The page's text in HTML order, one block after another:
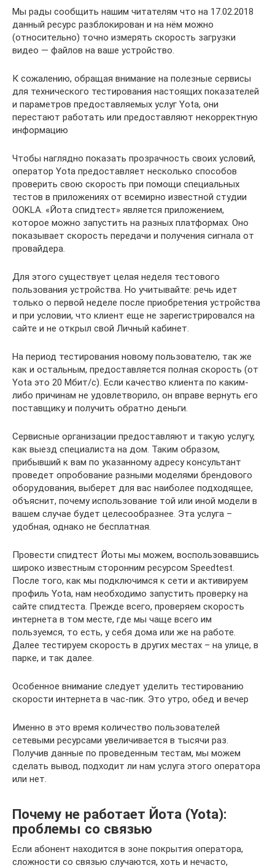
Мы рады сообщить нашим читателям что на 17.02.2018
данный ресурс разблокирован и на нём можно
(относительно) точно измерять скорость загрузки
видео — файлов на ваше устройство.
К сожалению, обращая внимание на полезные сервисы
для технического тестирования настоящих показателей
и параметров предоставляемых услуг Yota, они
перестают работать или предоставляют некорректную
информацию
Чтобы наглядно показать прозрачность своих условий,
оператор Yota предоставляет несколько способов
проверить свою скорость при помощи специальных
тестов в приложениях от всемирно известной студии
OOKLA. «Йота спидтест» является приложением,
которое можно запустить на разных платформах. Оно
показывает скорость передачи и получения сигнала от
провайдера.
Для этого существует целая неделя тестового
пользования устройства. Но учитывайте: речь идет
только о первой неделе после приобретения устройства
и при условии, что клиент еще не зарегистрировался на
сайте и не открыл свой Личный кабинет.
На период тестирования новому пользователю, так же
как и остальным, предоставляется полная скорость (от
Yota это 20 Мбит/с). Если качество клиента по каким-
либо причинам не удовлетворило, он вправе вернуть его
поставщику и получить обратно деньги.
Сервисные организации предоставляют и такую услугу,
как выезд специалиста на дом. Таким образом,
прибывший к вам по указанному адресу консультант
проведет опробование разными моделями брендового
оборудования, выберет для вас наиболее подходящее,
объяснит, почему использование той или иной модели в
вашем случае будет целесообразнее. Эта услуга –
удобная, однако не бесплатная.
Провести спидтест Йоты мы можем, воспользовавшись
широко известным сторонним ресурсом Speedtest.
После того, как мы подключимся к сети и активируем
профиль Yota, нам необходимо запустить проверку на
сайте спидтеста. Прежде всего, проверяем скорость
интернета в том месте, где мы чаще всего им
пользуемся, то есть, у себя дома или же на работе.
Далее тестируем скорость в других местах – на улице, в
парке, и так далее.
Особенное внимание следует уделить тестированию
скорости интернета в час-пик. Это утро, обед и вечер
Именно в это время количество пользователей
сетевыми ресурсами увеличивается в тысячи раз.
Получив данные по проведенным тестам, мы можем
сделать вывод, подходит ли нам услуга этого оператора
или нет.
Почему не работает Йота (Yota):
проблемы со связью
Если абонент находится в зоне покрытия оператора,
сложности со связью случаются, хоть и нечасто,